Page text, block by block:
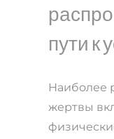
пути к
Наиболее
жертвы